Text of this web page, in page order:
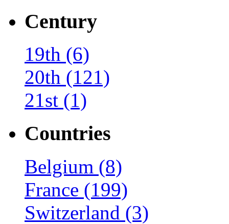
Century
19th (6)
20th (121)
21st (1)
Countries
Belgium (8)
France (199)
Switzerland (3)